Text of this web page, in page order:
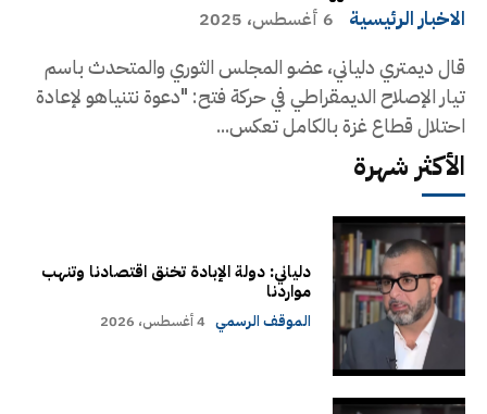
الاخبار الرئيسية 6 أغسطس، 2025
قال ديمتري دلياني، عضو المجلس الثوري والمتحدث باسم
تيار الإصلاح الديمقراطي في حركة فتح: "دعوة نتنياهو لإعادة
احتلال قطاع غزة بالكامل تعكس...
الأكثر شهرة
دلياني: دولة الإبادة تخنق اقتصادنا وتنهب
مواردنا
الموقف الرسمي 4 أغسطس، 2026